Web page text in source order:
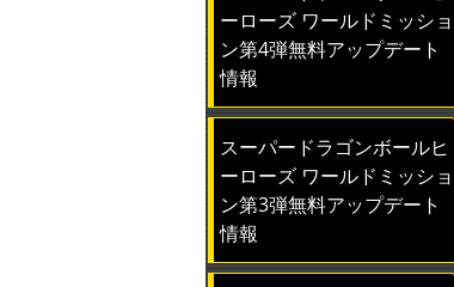
ーローズ ワールドミッショ
ン第4弾無料アップデート
情報
スーパードラゴンボールヒ
ーローズ ワールドミッショ
ン第3弾無料アップデート
情報